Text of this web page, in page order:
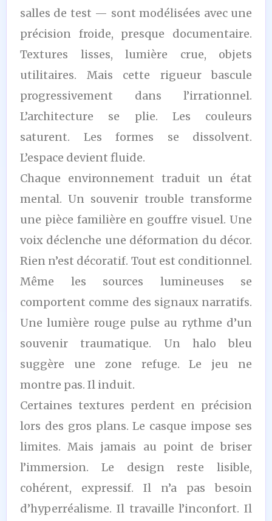
salles de test — sont modélisées avec une
précision froide, presque documentaire.
Textures lisses, lumière crue, objets
utilitaires. Mais cette rigueur bascule
progressivement dans l’irrationnel.
L’architecture se plie. Les couleurs
saturent. Les formes se dissolvent.
L’espace devient fluide.
Chaque environnement traduit un état
mental. Un souvenir trouble transforme
une pièce familière en gouffre visuel. Une
voix déclenche une déformation du décor.
Rien n’est décoratif. Tout est conditionnel.
Même les sources lumineuses se
comportent comme des signaux narratifs.
Une lumière rouge pulse au rythme d’un
souvenir traumatique. Un halo bleu
suggère une zone refuge. Le jeu ne
montre pas. Il induit.
Certaines textures perdent en précision
lors des gros plans. Le casque impose ses
limites. Mais jamais au point de briser
l’immersion. Le design reste lisible,
cohérent, expressif. Il n’a pas besoin
d’hyperréalisme. Il travaille l’inconfort. Il